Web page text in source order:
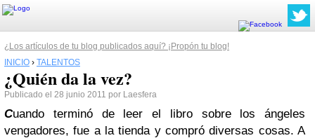
¿Los artículos de tu blog publicados aquí? ¡Propón tu blog!
INICIO › TALENTOS
¿Quién da la vez?
Publicado el 28 junio 2011 por Laesfera
Cuando terminó de leer el libro sobre los ángeles
vengadores, fue a la tienda y compró diversas cosas. A